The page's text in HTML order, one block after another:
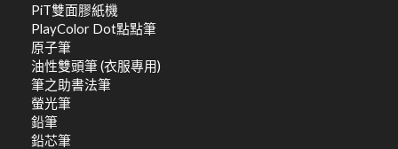
PiT雙面膠紙機
PlayColor Dot點點筆
原子筆
油性雙頭筆 (衣服專用)
筆之助書法筆
螢光筆
鉛筆
鉛芯筆